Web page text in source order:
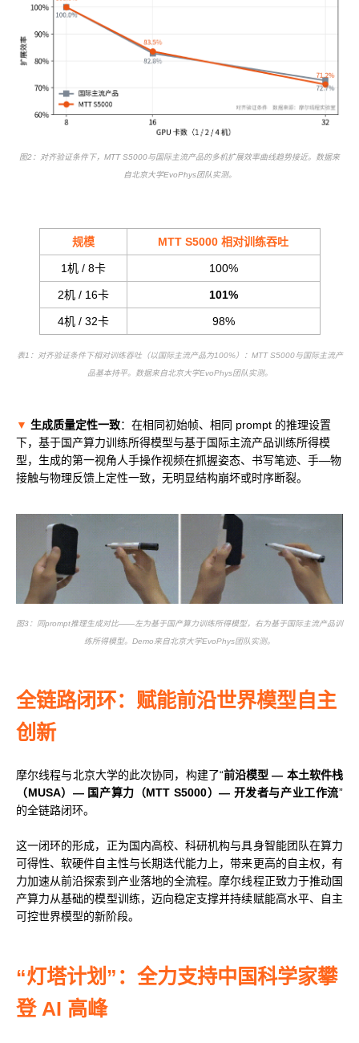
图2：对齐验证条件下，MTT S5000与国际主流产品的多机扩展效率曲线趋势接近。数据来
自北京大学EvoPhys团队实测。
规模 MTT S5000 相对训练吞吐
1机 / 8卡 100%
2机 / 16卡 101%
4机 / 32卡 98%
表1：对齐验证条件下相对训练吞吐（以国际主流产品为100%）：MTT S5000与国际主流产
品基本持平。数据来自北京大学EvoPhys团队实测。
▼ 生成质量定性一致：在相同初始帧、相同 prompt 的推理设置
下，基于国产算力训练所得模型与基于国际主流产品训练所得模
型，生成的第一视角人手操作视频在抓握姿态、书写笔迹、手—物
接触与物理反馈上定性一致，无明显结构崩坏或时序断裂。
图3：同prompt推理生成对比——左为基于国产算力训练所得模型，右为基于国际主流产品训
练所得模型。Demo来自北京大学EvoPhys团队实测。
全链路闭环：赋能前沿世界模型自主
创新
摩尔线程与北京大学的此次协同，构建了“前沿模型 — 本土软件栈
（MUSA）— 国产算力（MTT S5000）— 开发者与产业工作流”
的全链路闭环。
这一闭环的形成，正为国内高校、科研机构与具身智能团队在算力
可得性、软硬件自主性与长期迭代能力上，带来更高的自主权，有
力加速从前沿探索到产业落地的全流程。摩尔线程正致力于推动国
产算力从基础的模型训练，迈向稳定支撑并持续赋能高水平、自主
可控世界模型的新阶段。
“灯塔计划”：全力支持中国科学家攀
登 AI 高峰